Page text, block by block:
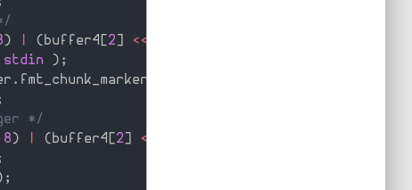
) ( buffer4 2 <<
stdin ) ;
. fmt_chunk_marker
*/
8 ) ( buffer4 2 <<
;